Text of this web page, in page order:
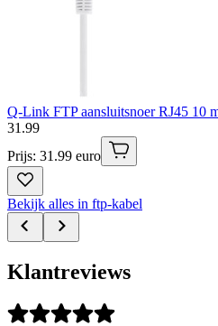
Q-Link FTP aansluitsnoer RJ45 10
31 .99
Prijs: 31.99 euro
Bekijk alles in ftp-kabel
Klantreviews